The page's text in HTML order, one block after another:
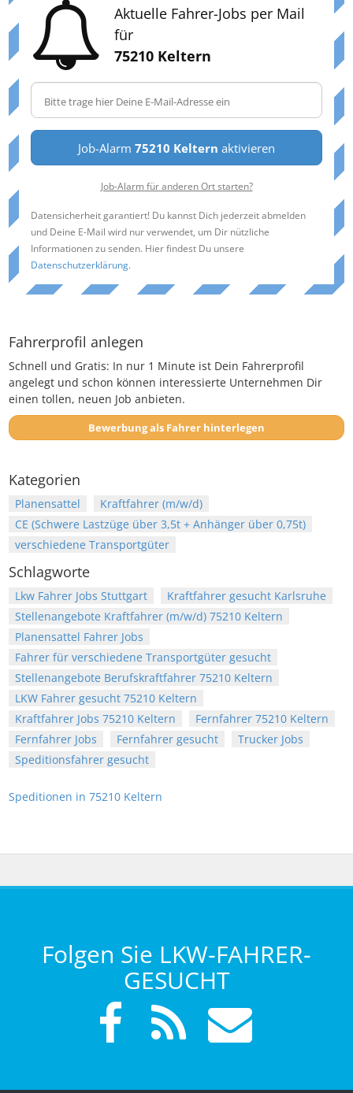
Aktuelle Fahrer-Jobs per Mail
für
75210 Keltern
Job-Alarm 75210 Keltern aktivieren
Job-Alarm für anderen Ort starten?
Datensicherheit garantiert! Du kannst Dich jederzeit abmelden
und Deine E-Mail wird nur verwendet, um Dir nützliche
Informationen zu senden. Hier findest Du unsere
Datenschutzerklärung.
Fahrerprofil anlegen
Schnell und Gratis: In nur 1 Minute ist Dein Fahrerprofil
angelegt und schon können interessierte Unternehmen Dir
einen tollen, neuen Job anbieten.
Bewerbung als Fahrer hinterlegen
Kategorien
Planensattel
Kraftfahrer (m/w/d)
CE (Schwere Lastzüge über 3,5t + Anhänger über 0,75t)
verschiedene Transportgüter
Schlagworte
Lkw Fahrer Jobs Stuttgart
Kraftfahrer gesucht Karlsruhe
Stellenangebote Kraftfahrer (m/w/d) 75210 Keltern
Planensattel Fahrer Jobs
Fahrer für verschiedene Transportgüter gesucht
Stellenangebote Berufskraftfahrer 75210 Keltern
LKW Fahrer gesucht 75210 Keltern
Kraftfahrer Jobs 75210 Keltern
Fernfahrer 75210 Keltern
Fernfahrer Jobs
Fernfahrer gesucht
Trucker Jobs
Speditionsfahrer gesucht
Speditionen in 75210 Keltern
Folgen Sie LKW-FAHRER-
GESUCHT